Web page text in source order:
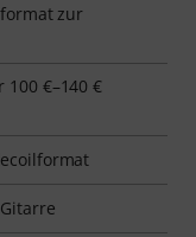
zur
€–140 €